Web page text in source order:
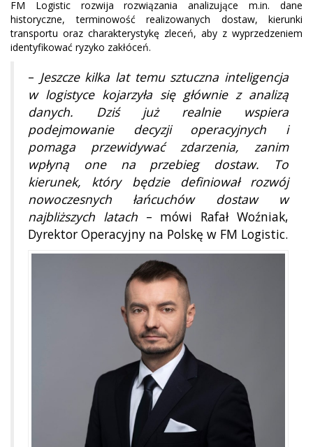
FM Logistic rozwija rozwiązania analizujące m.in. dane
historyczne, terminowość realizowanych dostaw, kierunki
transportu oraz charakterystykę zleceń, aby z wyprzedzeniem
identyfikować ryzyko zakłóceń.
– Jeszcze kilka lat temu sztuczna inteligencja
w logistyce kojarzyła się głównie z analizą
danych. Dziś już realnie wspiera
podejmowanie decyzji operacyjnych i
pomaga przewidywać zdarzenia, zanim
wpłyną one na przebieg dostaw. To
kierunek, który będzie definiował rozwój
nowoczesnych łańcuchów dostaw w
najbliższych latach– mówi Rafał Woźniak,
Dyrektor Operacyjny na Polskę w FM Logistic.